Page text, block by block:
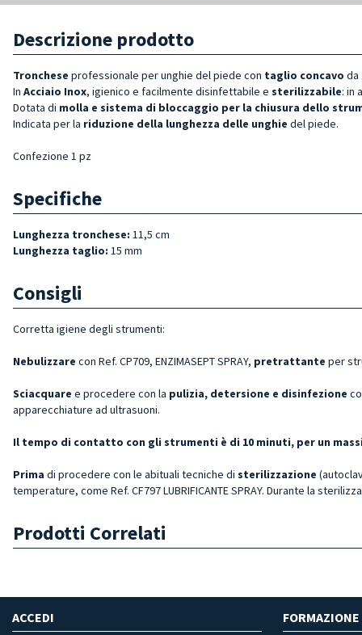
Descrizione prodotto
Tronchese professionale per unghie del piede con taglio concavo da
In Acciaio Inox, igienico e facilmente disinfettabile e sterilizzabile: in
Dotata di molla e sistema di bloccaggio per la chiusura dello
Indicata per la riduzione della lunghezza delle unghie del piede.
Confezione 1 pz
Specifiche
Lunghezza tronchese: 11,5 cm
Lunghezza taglio: 15 mm
Consigli
Corretta igiene degli strumenti:
Nebulizzare con Ref. CP709, ENZIMASEPT SPRAY, pretrattante per
Sciacquare e procedere con la pulizia, detersione e disinfezione
apparecchiature ad ultrasuoni.
Il tempo di contatto con gli strumenti è di 10 minuti, per un
Prima di procedere con le abituali tecniche di sterilizzazione
temperature, come Ref. CF797 LUBRIFICANTE SPRAY. Durante la
Prodotti Correlati
ACCEDI FORMAZIONE